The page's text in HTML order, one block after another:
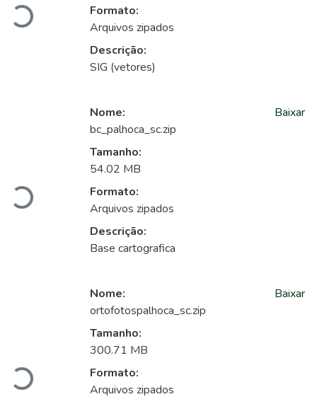
Formato:
Arquivos zipados
Descrição:
SIG (vetores)
Carregando...
Nome:
bc_palhoca_sc.zip
Tamanho:
54.02 MB
Formato:
Arquivos zipados
Descrição:
Base cartografica
Baixar
Carregando...
Nome:
ortofotospalhoca_sc.zip
Tamanho:
300.71 MB
Formato:
Arquivos zipados
Baixar